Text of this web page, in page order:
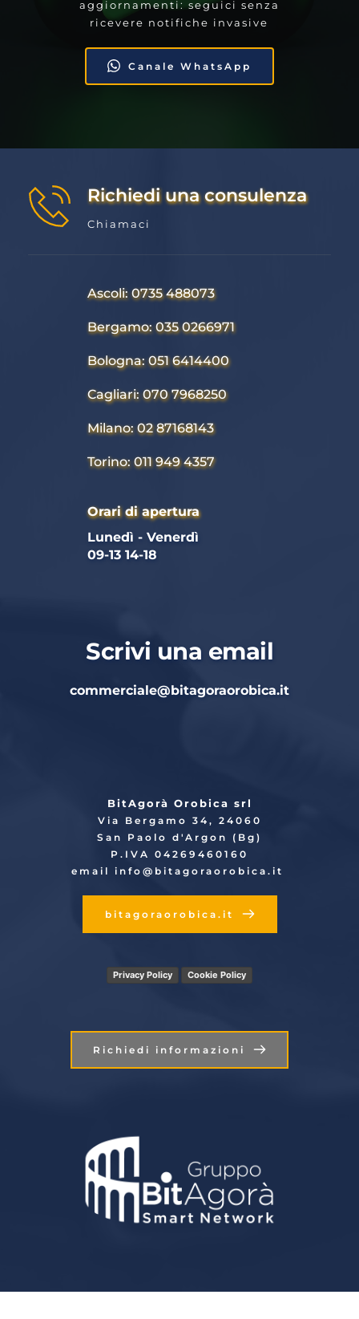
aggiornamenti: seguici senza
ricevere notifiche invasive
Canale WhatsApp
Richiedi una consulenza
Chiamaci
Ascoli: 0735 488073
Bergamo: 035 0266971
Bologna: 051 6414400
Cagliari: 070 7968250
Milano: 02 87168143
Torino: 011 949 4357
Orari di apertura
Lunedì - Venerdì
09-13 14-18
Scrivi una email
commerciale@bitagoraorobica.it
BitAgorà Orobica srl
Via Bergamo 34, 24060
San Paolo d'Argon (Bg)
P.IVA 04269460160
email info @bitagoraorobica.it
bitagoraorobica.it
Privacy Policy Cookie Policy
Richiedi informazioni